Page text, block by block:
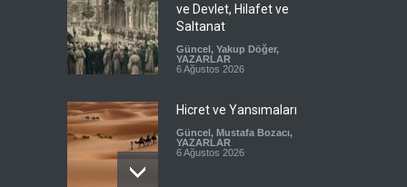
ve Devlet, Hilafet ve
Saltanat
Güncel, Yakup Döğer,
YAZARLAR
6 Ağustos 2026
Hicret ve Yansımaları
Güncel, Mustafa Bozacı,
YAZARLAR
6 Ağustos 2026